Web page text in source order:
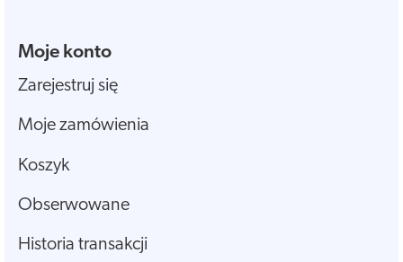
Moje konto
Zarejestruj się
Moje zamówienia
Koszyk
Obserwowane
Historia transakcji